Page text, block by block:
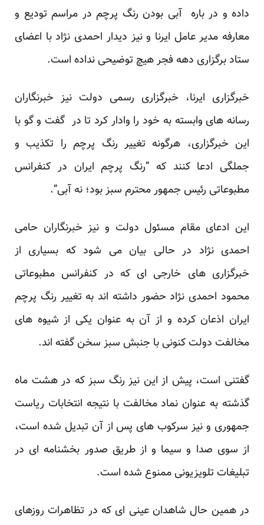
داده و در باره آبی بودن رنگ پرچم در مراسم تودیع و
معارفه مدیر عامل ایرنا و نیز دیدار احمدی نژاد با اعضای
ستاد برگزاری دهه فجر هیچ توضیحی نداده است.
خبرگزاری ایرنا، خبرگزاری رسمی دولت نیز خبرنگاران
رسانه های وابسته به خود را وادار کرد تا در گفت و گو با
این خبرگزاری، هرگونه تغییر رنگ پرچم را تکذیب و
جملگی ادعا کنند که “رنگ پرچم ایران در کنفرانس
مطبوعاتی رئیس جمهور محترم سبز بود؛ نه آبی”.
این ادعای مقام مسئول دولت و نیز خبرنگاران حامی
احمدی نژاد در حالی بیان می شود که بسیاری از
خبرگزاری های خارجی ای که در کنفرانس مطبوعاتی
محمود احمدی نژاد حضور داشته اند به تغییر رنگ پرچم
ایران اذعان کرده و از آن به عنوان یکی از شیوه های
مخالفت دولت کنونی با جنبش سبز سخن گفته اند.
گفتنی است، پیش از این نیز رنگ سبز که در هشت ماه
گذشته به عنوان نماد مخالفت با نتیجه انتخابات ریاست
جمهوری و نیز سرکوب های پس از آن تبدیل شده است،
از سوی صدا و سیما و از طریق صدور بخشنامه ای در
تبلیغات تلویزیونی ممنوع شده است.
در همین حال شاهدان عینی ای که در تظاهرات روزهای